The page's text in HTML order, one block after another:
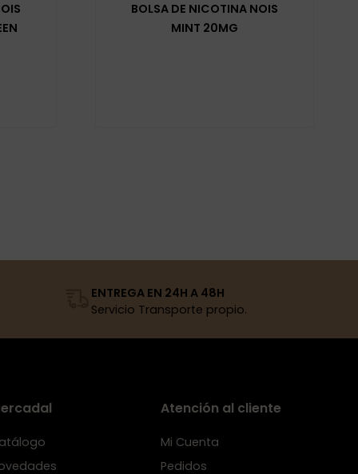
BOLSA DE NICOTINA NOIS
MINT 20MG
ENTREGA EN 24H A 48H
Servicio Transporte propio.
Atención al cliente
Mi Cuenta
Pedidos